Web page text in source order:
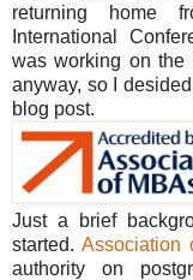
returning home
International
was working on the
anyway, so I
blog post.
Just a brief
started. Association
authority on